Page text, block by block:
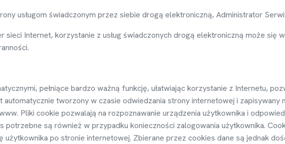
usługom świadczonym przez siebie drogą elektroniczną, Administrator
sieci Internet, korzystanie z usług świadczonych drogą elektroniczną może się
ści.
pełniące bardzo ważną funkcję, ułatwiając korzystanie z Internetu,
tworzony w czasie odwiedzania strony internetowej i zapisywany
Pliki cookie pozwalają na rozpoznawanie urządzenia użytkownika i
potrzebne są również w przypadku konieczności zalogowania użytkownika.
ę użytkownika po stronie internetowej. Zbierane przez cookies dane są jednak do